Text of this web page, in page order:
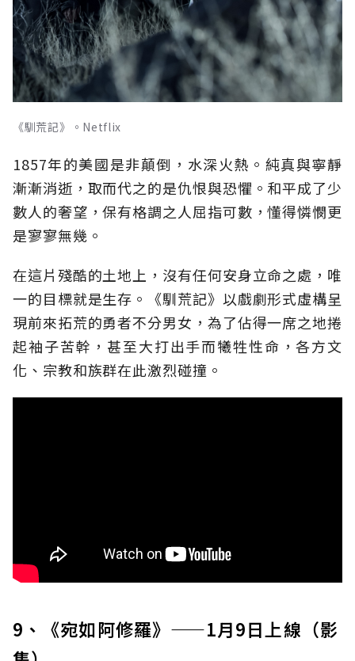
《馴荒記》。Netflix
1857年的美國是非顛倒，水深火熱。純真與寧靜
漸漸消逝，取而代之的是仇恨與恐懼。和平成了少
數人的奢望，保有格調之人屈指可數，懂得憐憫更
是寥寥無幾。
在這片殘酷的土地上，沒有任何安身立命之處，唯
一的目標就是生存。《馴荒記》以戲劇形式虛構呈
現前來拓荒的勇者不分男女，為了佔得一席之地捲
起袖子苦幹，甚至大打出手而犧牲性命，各方文
化、宗教和族群在此激烈碰撞。
9、《宛如阿修羅》——1月9日上線（影